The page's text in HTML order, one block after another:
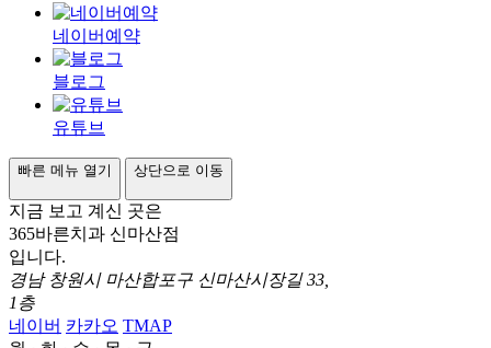
네이버예약
블로그
유튜브
빠른 메뉴 열기 상단으로 이동
지금 보고 계신 곳은
365바른치과 신마산점
입니다.
경남 창원시 마산합포구 신마산시장길 33,
1층
네이버 카카오 TMAP